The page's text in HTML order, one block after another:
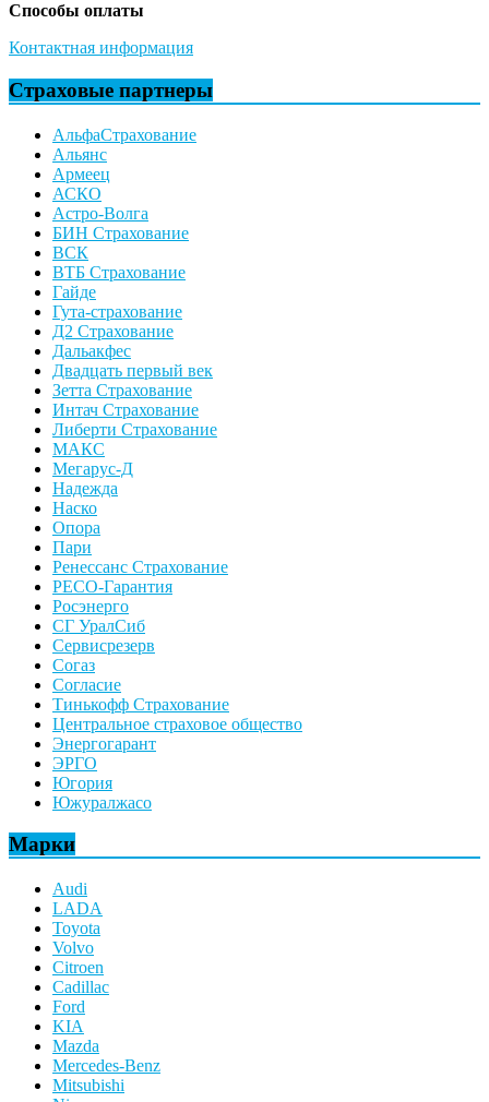
Способы оплаты
Контактная информация
Страховые партнеры
АльфаСтрахование
Альянс
Армеец
АСКО
Астро-Волга
БИН Страхование
ВСК
ВТБ Страхование
Гайде
Гута-страхование
Д2 Страхование
Дальакфес
Двадцать первый век
Зетта Страхование
Интач Страхование
Либерти Страхование
МАКС
Мегарус-Д
Надежда
Наско
Опора
Пари
Ренессанс Страхование
РЕСО-Гарантия
Росэнерго
СГ УралСиб
Сервисрезерв
Согаз
Согласие
Тинькофф Страхование
Центральное страховое общество
Энергогарант
ЭРГО
Югория
Южуралжасо
Марки
Audi
LADA
Toyota
Volvo
Citroen
Cadillac
Ford
KIA
Mazda
Mercedes-Benz
Mitsubishi